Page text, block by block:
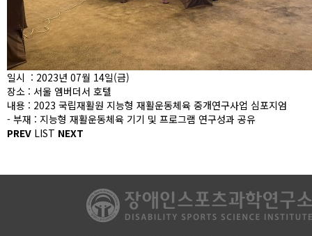
일시 : 2023년 07월 14일(금)
장소 : 서울 엠버더서 호텔
내용 : 2023 국립재활원 지능형 재활운동체육 중개연구사업 심포지엄
- 부재 : 지능형 재활운동체육 기기 및 프로그램 연구성과 공유
PREV LIST NEXT